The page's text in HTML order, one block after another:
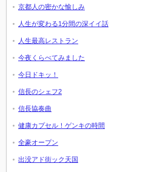
京都人の密かな愉しみ
人生が変わる1分間の深イイ話
人生最高レストラン
今夜くらべてみました
今日ドキッ！
信長のシェフ2
信長協奏曲
健康カプセル！ゲンキの時間
全豪オープン
出没アド街ック天国